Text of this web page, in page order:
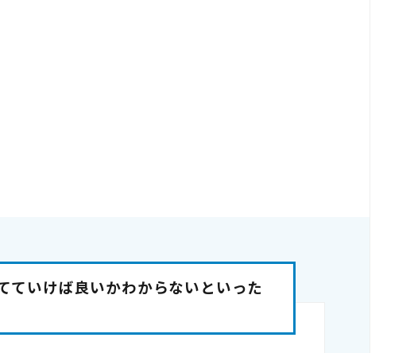
ていけば良いかわからないといった